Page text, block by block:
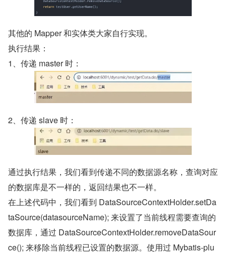
其他的 Mapper 和实体类大家自行实现。
执行结果：
1、传递 master 时：
2、传递 slave 时：
通过执行结果，我们看到传递不同的数据源名称，查询对应
的数据库是不一样的，返回结果也不一样。
在上述代码中，我们看到 DataSourceContextHolder.setDa
taSource(datasourceName); 来设置了当前线程需要查询的
数据库，通过 DataSourceContextHolder.removeDataSour
ce(); 来移除当前线程已设置的数据源。使用过 Mybatis-plu